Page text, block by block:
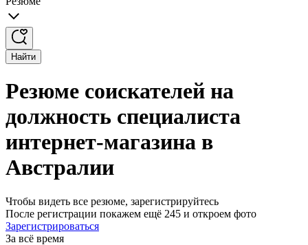
Найти
Резюме соискателей на
должность специалиста
интернет-магазина в
Австралии
Чтобы видеть все резюме, зарегистрируйтесь
После регистрации покажем ещё 245 и откроем фото
Зарегистрироваться
За всё время